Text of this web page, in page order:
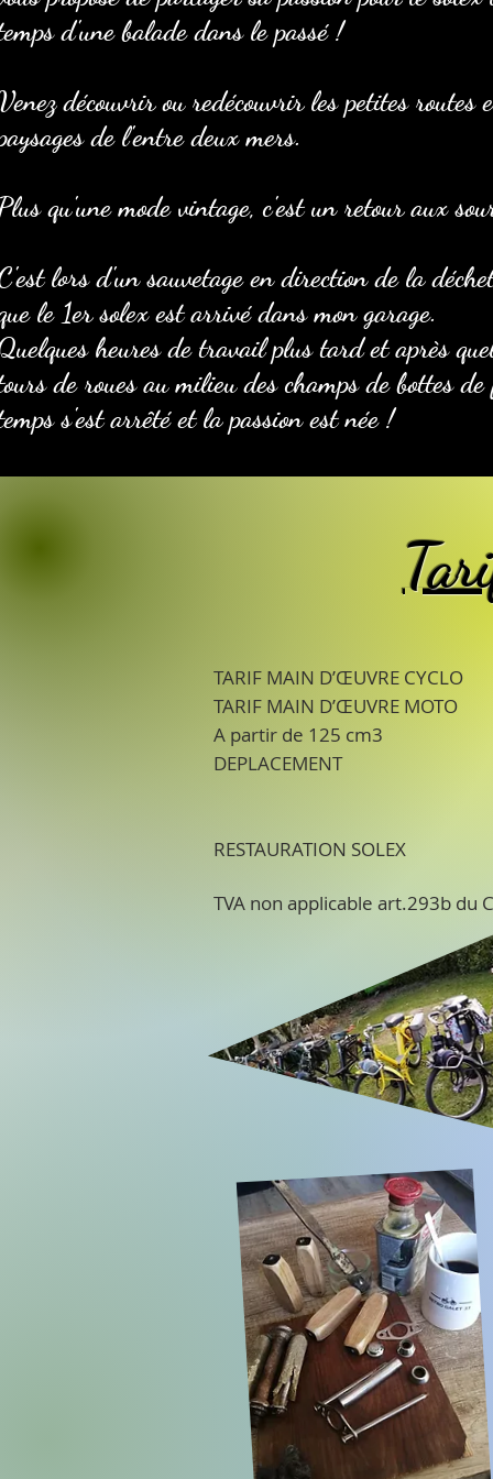
d'une balade dans le passé !
découvrir ou redécouvrir les petites routes
de l'entre deux mers.
qu'une mode vintage, c'est un retour aux
lors d'un sauvetage en direction de la
le 1er solex est arrivé dans mon garage.
heures de travail plus tard et après
de roues au milieu des champs de bottes
s'est arrêté et la passion est née !
TARIF MAIN D’ŒUVRE
TARIF MAIN D’ŒUVRE
A partir de 125 cm3
DEPLACEMENT
RESTAURATION
TVA non applicable art.293b du